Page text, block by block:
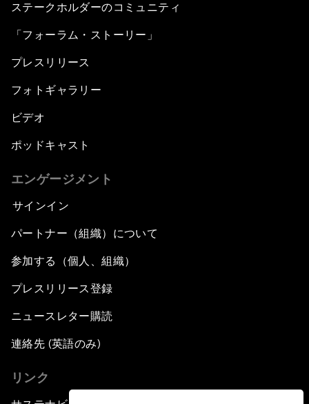
ステークホルダーのコミュニティ
「フォーラム・ストーリー」
プレスリリース
フォトギャラリー
ビデオ
ポッドキャスト
エンゲージメント
サインイン
パートナー（組織）について
参加する（個人、組織）
プレスリリース登録
ニュースレター購読
連絡先 (英語のみ)
リンク